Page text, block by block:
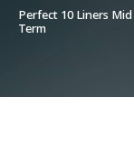
Perfect 10 Liners Mid
Term